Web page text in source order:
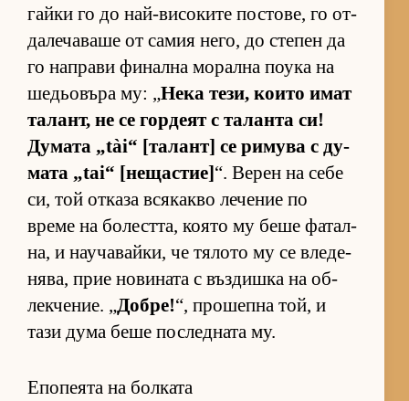
гайки го до най-ви­со­ките пос­то­ве, го от­
да­ле­ча­ваше от са­мия не­го, до сте­пен да
го нап­рави фи­нална мо­рална по­ука на
ше­дьо­въра му: „Нека те­зи, ко­ито имат
та­лант, не се гор­деят с та­ланта си!
Ду­мата „tài“ [та­лант] се ри­мува с ду­
мата „tai“ [не­щас­тие] “. Ве­рен на себе
си, той от­каза вся­какво ле­че­ние по
време на бо­лест­та, ко­ято му беше фа­тал­
на, и на­у­ча­вай­ки, че тя­лото му се вле­де­
ня­ва, прие но­ви­ната с въз­дишка на об­
лек­че­ние. „Добре!“, про­шепна той, и
тази дума беше пос­лед­ната му.
Епопеята на болката